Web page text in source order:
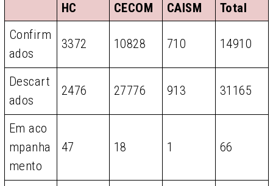
HC CECOM CAISM
Total
Confirm
ados
3372 10828 710 14910
Descart
ados
2476 27776 913 31165
Em aco
mpanha
mento
47 18 1 66